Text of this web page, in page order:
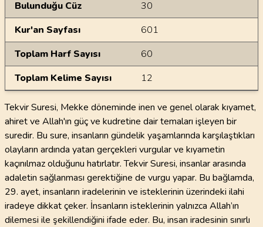
Bulunduğu Cüz
30
Kur'an Sayfası
601
Toplam Harf Sayısı
60
Toplam Kelime Sayısı
12
Tekvir Suresi, Mekke döneminde inen ve genel olarak kıyamet,
ahiret ve Allah'ın güç ve kudretine dair temaları işleyen bir
suredir. Bu sure, insanların gündelik yaşamlarında karşılaştıkları
olayların ardında yatan gerçekleri vurgular ve kıyametin
kaçınılmaz olduğunu hatırlatır. Tekvir Suresi, insanlar arasında
adaletin sağlanması gerektiğine de vurgu yapar. Bu bağlamda,
29. ayet, insanların iradelerinin ve isteklerinin üzerindeki ilahi
iradeye dikkat çeker. İnsanların isteklerinin yalnızca Allah’ın
dilemesi ile şekillendiğini ifade eder. Bu, insan iradesinin sınırlı